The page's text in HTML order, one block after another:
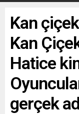
Kan
Kan
Hatice
gerçek